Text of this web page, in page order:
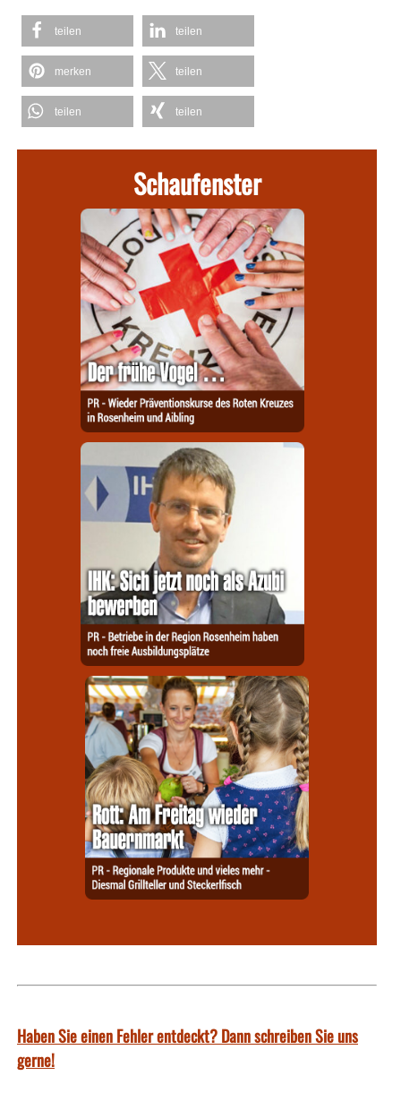
teilen teilen
merken teilen
teilen teilen
Schaufenster
Haben Sie einen Fehler entdeckt? Dann schreiben Sie uns
gerne!